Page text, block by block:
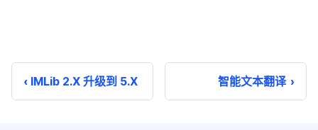
IMLib 2.X 升级到 5.X 智能文本翻译